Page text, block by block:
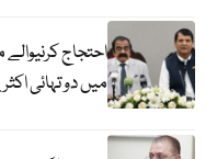
احتجاج
میں دو تہائی